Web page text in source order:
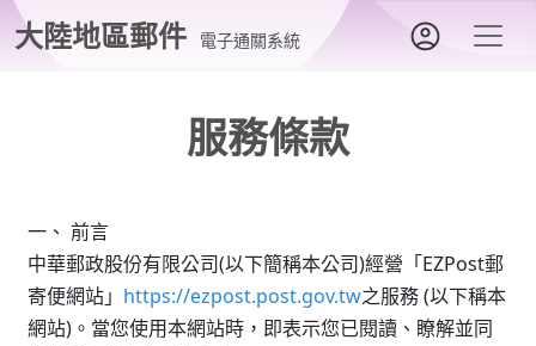
大陸地區郵件 電子通關系統
服務條款
一、 前言
中華郵政股份有限公司(以下簡稱本公司)經營「EZPost郵
寄便網站」 https://ezpost.post.gov.tw之服務 (以下稱本
網站)。當您使用本網站時，即表示您已閱讀、瞭解並同